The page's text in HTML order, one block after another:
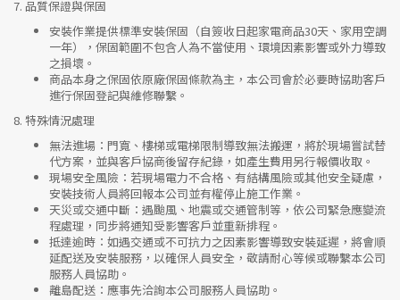
7. 品質保證與保固
安裝作業提供標準安裝保固（自簽收日起家電商品30天、家用空調
一年），保固範圍不包含人為不當使用、環境因素影響或外力導致
之損壞。
商品本身之保固依原廠保固條款為主，本公司會於必要時協助客戶
進行保固登記與維修聯繫。
8. 特殊情況處理
無法進場 ：門寬、樓梯或電梯限制導致無法搬運，將於現場嘗試替
代方案，並與客戶協商後留存紀錄，如產生費用另行報價收取。
現場安全風險 ： 若現場電力不合格、有結構風險或其他安全疑慮，
安裝技術人員將回報本公司並有權停止施工作業。
天災或交通中斷 ：遇颱風、地震或交通管制等，依公司緊急應變流
程處理，同步將通知受影響客戶並重新排程。
抵達逾時 ：如遇交通或不可抗力之因素影響導致安裝延遲，將會順
延配送及安裝服務，以確保人員安全，敬請耐心等候或聯繫本公司
服務人員協助。
離島配送 ：應事先洽詢本公司服務人員協助。